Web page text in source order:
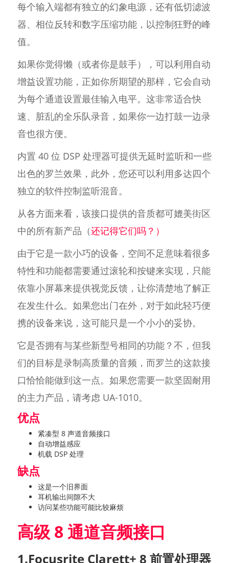
每个输入端都有独立的幻象电源，还有低切滤波
器、相位反转和数字压缩功能，以控制狂野的峰
值。
如果你觉得懒（或者你是鼓手），可以利用自动
增益设置功能，正如你所期望的那样，它会自动
为每个通道设置最佳输入电平。这非常适合快
速、脏乱的全乐队录音，如果你一边打鼓一边录
音也很方便。
内置 40 位 DSP 处理器可提供无延时监听和一些
出色的罗兰效果，此外，您还可以利用多达四个
独立的软件控制监听混音。
从各方面来看，该接口提供的音质都可媲美街区
中的所有新产品（还记得它们吗？）
由于它是一款小巧的设备，空间不足意味着很多
特性和功能都需要通过滚轮和按键来实现，只能
依靠小屏幕来提供视觉反馈，让你清楚地了解正
在发生什么。如果您出门在外，对于如此轻巧便
携的设备来说，这可能只是一个小小的妥协。
它是否拥有与某些新型号相同的功能？不，但我
们的目标是录制高质量的音频，而罗兰的这款接
口恰恰能做到这一点。如果您需要一款坚固耐用
的主力产品，请考虑 UA-1010。
优点
紧凑型 8 声道音频接口
自动增益感应
机载 DSP 处理
缺点
这是一个旧界面
耳机输出间隙不大
访问某些功能可能比较麻烦
高级 8 通道音频接口
1.Focusrite Clarett+ 8 前置处理器